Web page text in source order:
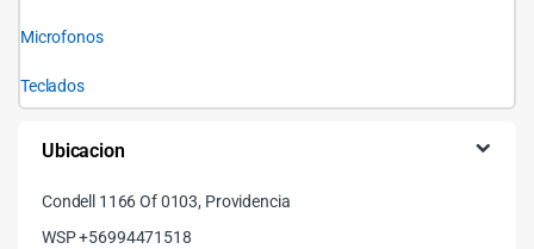
Microfonos
Teclados
Ubicacion
Condell 1166 Of 0103, Providencia
WSP +56994471518